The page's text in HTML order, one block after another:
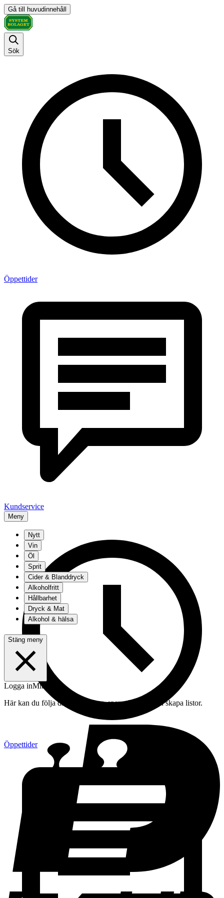
Gå till huvudinnehåll
Sök
Öppettider
Kundservice
Meny
Öppettider
Nytt
Vin
Öl
Sprit
Cider & Blanddryck
Alkoholfritt
Hållbarhet
Dryck & Mat
Alkohol & hälsa
Stäng meny
Logga inMitt konto
Här kan du följa din beställning, spara drycker och skapa listor.